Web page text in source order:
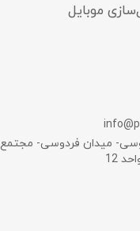
موبایل
میدان فردوسی-